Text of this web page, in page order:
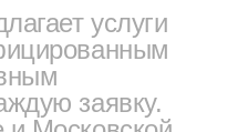
услуги
заявку.